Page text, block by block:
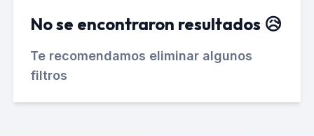
No se encontraron resultados 😥
Te recomendamos eliminar algunos
filtros